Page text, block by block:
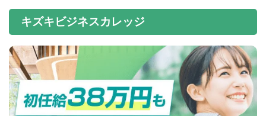
キズキビジネスカレッジ